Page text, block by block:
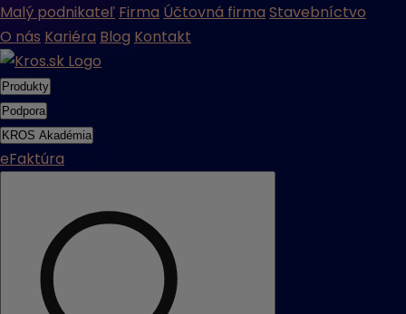
Malý podnikateľ Firma Účtovná firma Stavebníctvo
O nás Kariéra Blog Kontakt
Produkty
Podpora
KROS Akadémia
eFaktúra